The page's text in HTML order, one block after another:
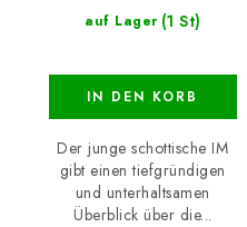
auf Lager (1 St)
IN DEN KORB
Der junge schottische IM
gibt einen tiefgründigen
und unterhaltsamen
Überblick über die...